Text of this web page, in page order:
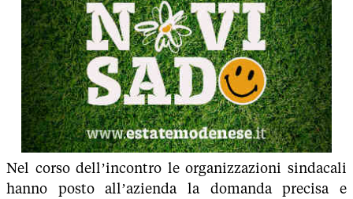
Nel corso dell’incontro le organizzazioni sindacali
hanno posto all’azienda la domanda precisa e